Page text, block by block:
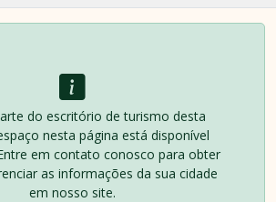
do escritório de turismo desta
nesta página está disponível
em contato conosco para obter
as informações da sua cidade
em nosso site.